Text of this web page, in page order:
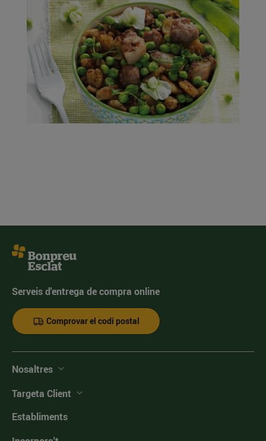
Serveis d'entrega de compra online
Comprovar el codi postal
Nosaltres
Targeta Client
Establiments